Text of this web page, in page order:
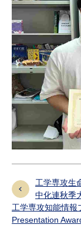
工学専攻生
中化連秋季
工学専攻知能情報
Presentation